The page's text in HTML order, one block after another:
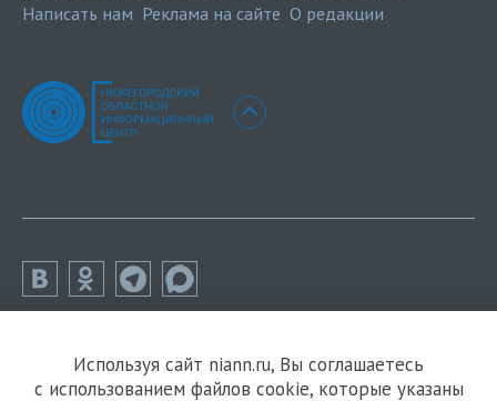
Написать нам Реклама на сайте О редакции
Используя сайт niann.ru, Вы соглашаетесь
с использованием файлов cookie, которые указаны